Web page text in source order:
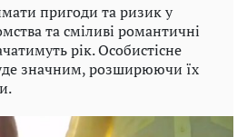
пригоди та ризик у
та сміливі романтичні
рік. Особистісне
значним, розширюючи їх